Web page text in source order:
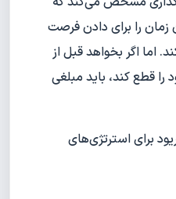
زمان را برای دادن فرصت
اما اگر بخواهد قبل از
قطع کند، باید مبلغی
برای استرتژی‌های